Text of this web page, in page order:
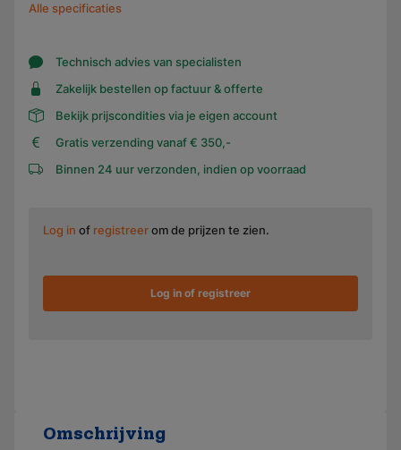
Alle specificaties
Technisch advies van specialisten
Zakelijk bestellen op factuur & offerte
Bekijk prijscondities via je eigen account
Gratis verzending vanaf € 350,-
Binnen 24 uur verzonden, indien op voorraad
Log in of registreerom de prijzen te zien.
Log in of registreer
Omschrijving